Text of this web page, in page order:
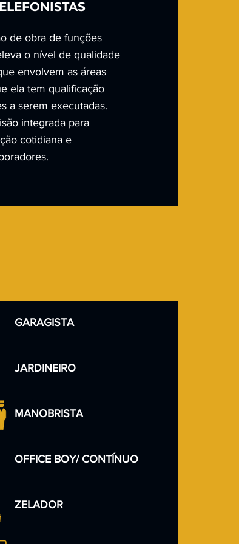
de obra de funções
o nível de qualidade
envolvem as áreas
ela tem qualificação
a serem executadas.
integrada para
cotidiana e
GARAGISTA
JARDINEIRO
MANOBRISTA
OFFICE BOY/ CONTÍNUO
ZELADOR